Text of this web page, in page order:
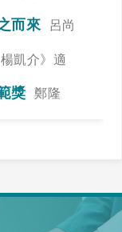
而來
呂尚
楊凱介》適
獎
鄭隆